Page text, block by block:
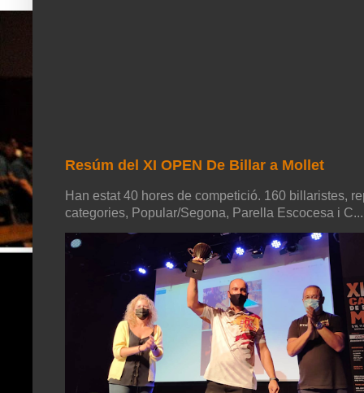
Resúm del XI OPEN De Billar a Mollet
Han estat 40 hores de competició. 160 billaristes,
categories, Popular/Segona, Parella Escocesa i C...